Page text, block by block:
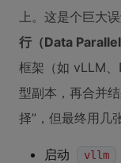
上。这是个巨大
行（Data
框架（如 vLLM
型副本，再合并
择”，但最终用几
启动 vllm